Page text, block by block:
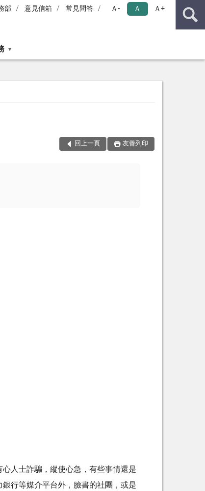
部 意見信箱 常見問答 Ａ- Ａ Ａ+
回上一頁 友善列印
人士詐騙，縱使心急，有些事情還是
行等媒介平台外，臉書的社團，或是